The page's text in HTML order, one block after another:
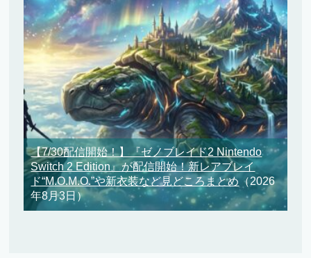
【7/30配信開始！】『ゼノブレイド2 Nintendo
Switch 2 Edition』が配信開始！新レアブレイ
ド“M.O.M.O.”や新衣装など見どころまとめ（2026
年8月3日）